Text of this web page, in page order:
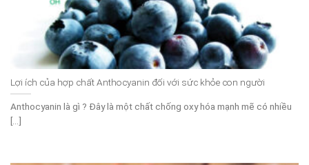
Lợi ích của hợp chất Anthocyanin đối với sức khỏe con người
Anthocyanin là gì ? Đây là một chất chống oxy hóa mạnh mẽ có nhiều
[...]